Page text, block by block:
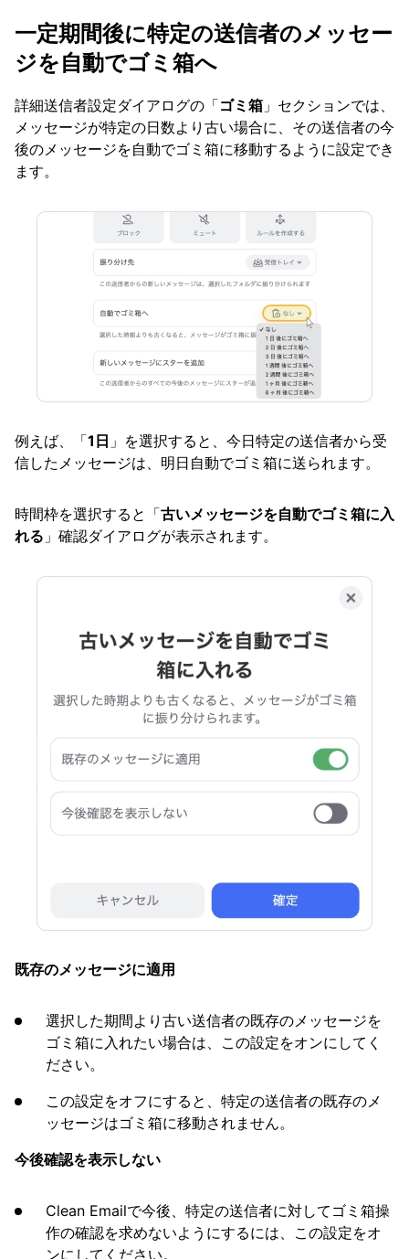
一定期間後に特定の送信者のメッセー
ジを自動でゴミ箱へ
詳細送信者設定ダイアログの「ゴミ箱 」セクションでは、
メッセージが特定の日数より古い場合に、その送信者の今
後のメッセージを自動でゴミ箱に移動するように設定でき
ます。
例えば、「1日 」を選択すると、今日特定の送信者から受
信したメッセージは、明日自動でゴミ箱に送られます。
時間枠を選択すると「古いメッセージを自動でゴミ箱に入
れる 」確認ダイアログが表示されます。
既存のメッセージに適用
選択した期間より古い送信者の既存のメッセージを
ゴミ箱に入れたい場合は、この設定をオンにしてく
ださい。
この設定をオフにすると、特定の送信者の既存のメ
ッセージはゴミ箱に移動されません。
今後確認を表示しない
Clean Emailで今後、特定の送信者に対してゴミ箱操
作の確認を求めないようにするには、この設定をオ
ンにしてください。